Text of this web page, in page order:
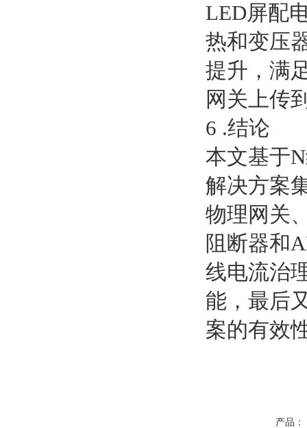
LED屏配
热和变压
提升，满
网关上传
6 .结论
本文基于
解决方案
物理网关
阻断器和
线电流治
能，最后
案的有效
产品：